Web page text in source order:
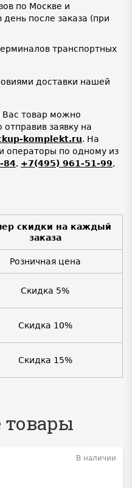
по Москве и
день после заказа (при
транспортных
доставки нашей
Вас товар можно
заявку на
komplekt.ru. На
операторы по одному из
84, +7(495) 961-51-99,
скидки на каждый
заказа
Розничная цена
Скидка 5%
Скидка 10%
Скидка 15%
В наличии